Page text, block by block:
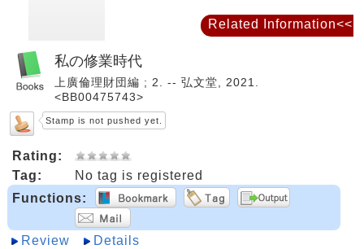
私の修業時代
上廣倫理財団編 ; 2. -- 弘文堂, 2021.
<BB00475743>
Stamp is not pushed yet.
Rating:
Tag:
No tag is registered
Functions:
Review Details
Related Information<<